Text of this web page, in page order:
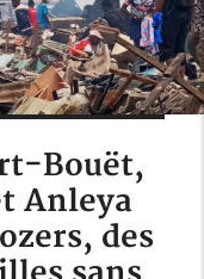
Bouët,
Anleya
des